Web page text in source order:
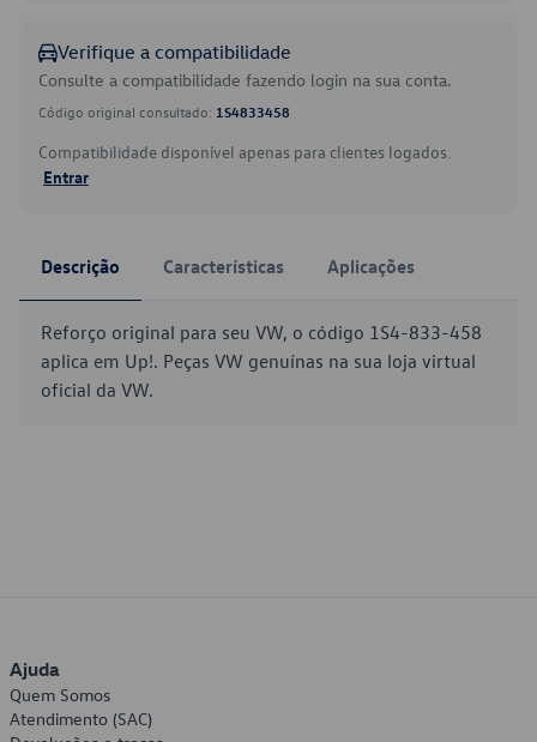
Verifique a compatibilidade
Consulte a compatibilidade fazendo login na sua conta.
Código original consultado: 1S4833458
Compatibilidade disponível apenas para clientes logados.
Entrar
Descrição Características Aplicações
Reforço original para seu VW, o código 1S4-833-458
aplica em Up!. Peças VW genuínas na sua loja virtual
oficial da VW.
Ajuda
Quem Somos
Atendimento (SAC)